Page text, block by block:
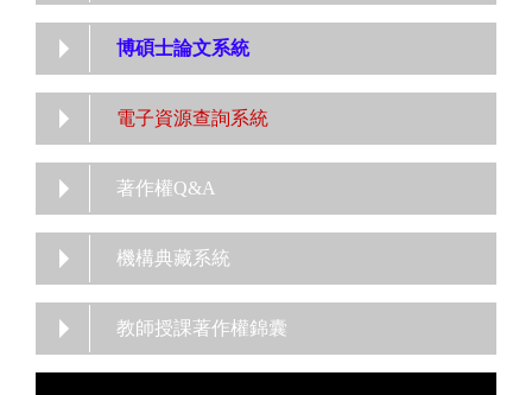
博碩士論文系統
電子資源查詢系統
著作權Q&A
機構典藏系統
教師授課著作權錦囊